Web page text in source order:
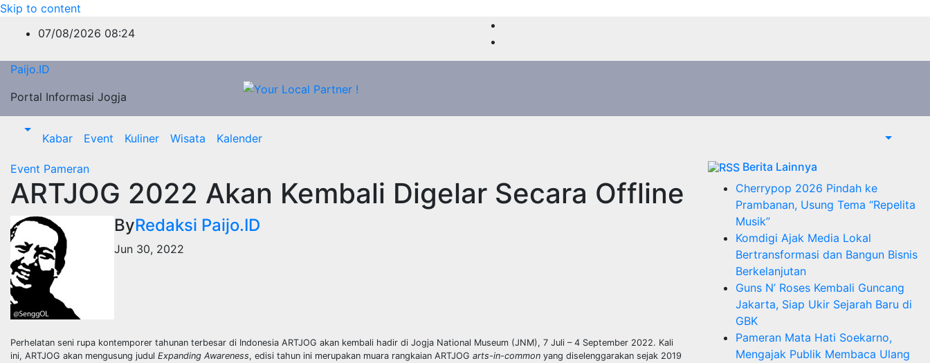
Skip to content
07/08/2026 08:24
Paijo.ID
Portal Informasi Jogja
Kabar Event Kuliner Wisata Kalender
Event Pameran
ARTJOG 2022 Akan Kembali Digelar Secara Offline
ByRedaksi Paijo.ID
Jun 30, 2022
Perhelatan seni rupa kontemporer tahunan terbesar di Indonesia ARTJOG akan kembali hadir di Jogja National Museum (JNM), 7 Juli – 4 September 2022. Kali
ini, ARTJOG akan mengusung judul Expanding Awareness, edisi tahun ini merupakan muara rangkaian ARTJOG arts-in-common yang diselenggarakan sejak 2019
Berita Lainnya
Cherrypop 2026 Pindah ke
Prambanan, Usung Tema “Repelita
Musik”
Komdigi Ajak Media Lokal
Bertransformasi dan Bangun Bisnis
Berkelanjutan
Guns N’ Roses Kembali Guncang
Jakarta, Siap Ukir Sejarah Baru di
GBK
Pameran Mata Hati Soekarno,
Mengajak Publik Membaca Ulang